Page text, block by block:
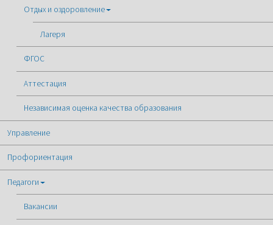
Отдых и оздоровление
Лагеря
ФГОС
Аттестация
Независимая оценка качества образования
Управление
Профориентация
Педагоги
Вакансии